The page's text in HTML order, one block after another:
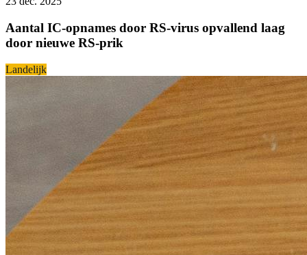
Aantal IC-opnames door RS-virus opvallend laag
door nieuwe RS-prik
Landelijk